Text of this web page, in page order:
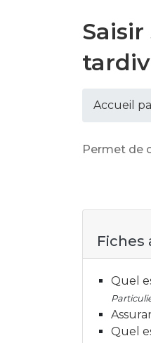
Accueil
Permet de
Fiches
Quel
Quel